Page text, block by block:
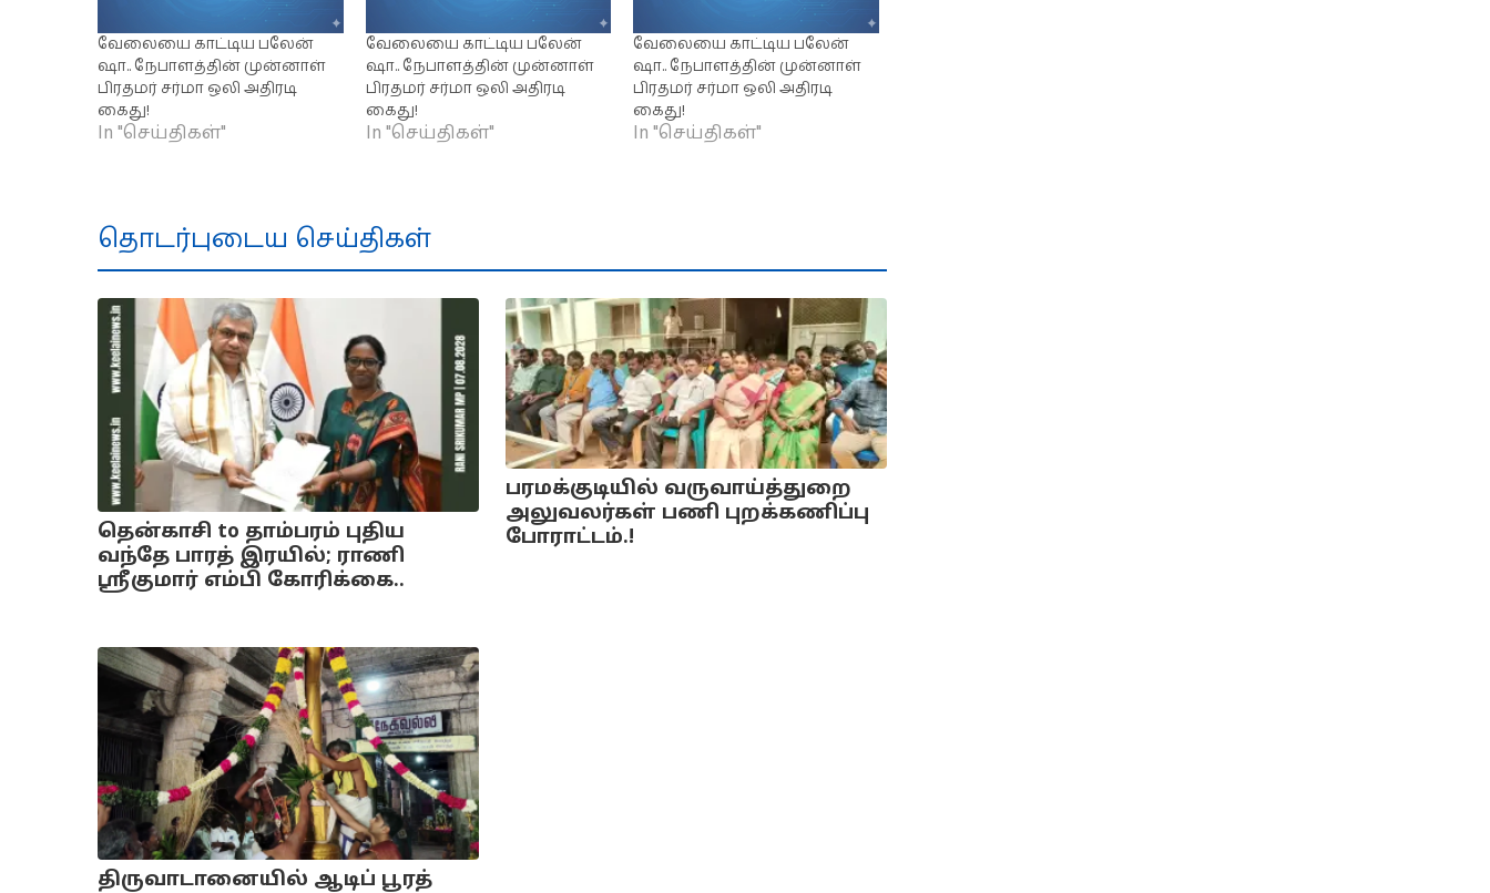
வேலையை காட்டிய பலேன்
ஷா.. நேபாளத்தின் முன்னாள்
பிரதமர் சர்மா ஒலி அதிரடி
கைது!
In "செய்திகள்"
வேலையை காட்டிய பலேன்
ஷா.. நேபாளத்தின் முன்னாள்
பிரதமர் சர்மா ஒலி அதிரடி
கைது!
In "செய்திகள்"
வேலையை காட்டிய பலேன்
ஷா.. நேபாளத்தின் முன்னாள்
பிரதமர் சர்மா ஒலி அதிரடி
கைது!
In "செய்திகள்"
தொடர்புடைய செய்திகள்
தென்காசி to தாம்பரம் புதிய
வந்தே பாரத் இரயில்; ராணி
ஸ்ரீகுமார் எம்பி கோரிக்கை..
பரமக்குடியில் வருவாய்த்துறை
அலுவலர்கள் பணி புறக்கணிப்பு
போராட்டம்.!
திருவாடானையில் ஆடிப் பூரத்